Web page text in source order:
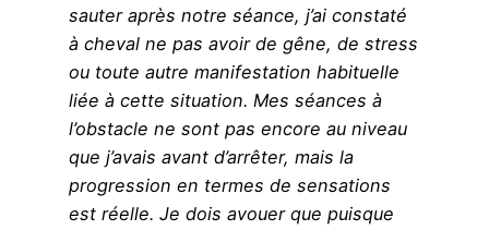
sauter après notre séance, j’ai constaté
à cheval ne pas avoir de gêne, de stress
ou toute autre manifestation habituelle
liée à cette situation. Mes séances à
l’obstacle ne sont pas encore au niveau
que j’avais avant d’arrêter, mais la
progression en termes de sensations
est réelle. Je dois avouer que puisque